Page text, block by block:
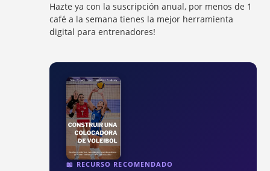
Hazte ya con la suscripción anual, por menos de 1
café a la semana tienes la mejor herramienta
digital para entrenadores!
📖 RECURSO RECOMENDADO